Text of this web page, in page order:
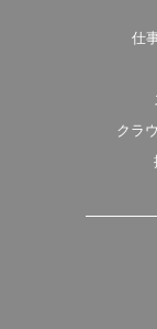
仕
クラ